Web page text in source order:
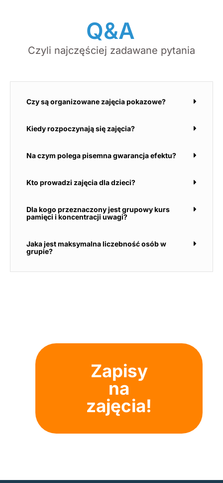
Q&A
Czyli najczęściej zadawane pytania
Czy są organizowane zajęcia pokazowe?
Kiedy rozpoczynają się zajęcia?
Na czym polega pisemna gwarancja efektu?
Kto prowadzi zajęcia dla dzieci?
Dla kogo przeznaczony jest grupowy kurs
pamięci i koncentracji uwagi?
Jaka jest maksymalna liczebność osób w
grupie?
Zapisy
na
zajęcia!